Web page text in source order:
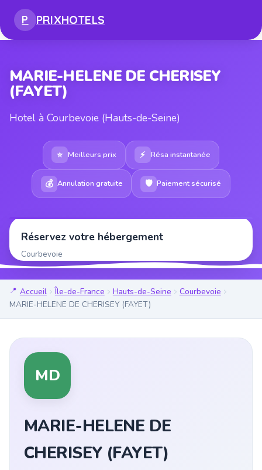
P PRIXHOTELS
MARIE-HELENE DE CHERISEY
(FAYET)
Hotel à Courbevoie (Hauts-de-Seine)
⭐ Meilleurs prix ⚡ Résa instantanée
💰 Annulation gratuite 🛡 Paiement sécurisé
Réservez votre hébergement
Courbevoie
Accueil Île-de-France Hauts-de-Seine
Courbevoie
MARIE-HELENE DE CHERISEY (FAYET)
MD
MARIE-HELENE DE
CHERISEY (FAYET)